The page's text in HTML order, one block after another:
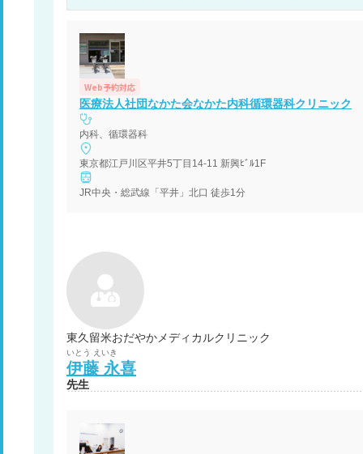
Web予約対応
医療法人社団なかた会なかた内科循環器科クリニック
内科、循環器科
東京都江戸川区平井5丁目14-11 新興ﾋﾞﾙ1F
JR中央・総武線「平井」北口 徒歩1分
東久留米おだやかメディカルクリニック
いとう えいき
伊藤 永喜
先生